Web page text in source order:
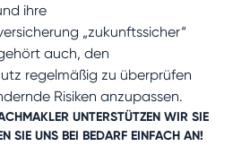
ihre
„zukunftssicher“
auch, den
regelmäßig zu überprüfen
Risiken anzupassen.
UNTERSTÜTZEN WIR SIE
SIE UNS BEI BEDARF EINFACH AN!